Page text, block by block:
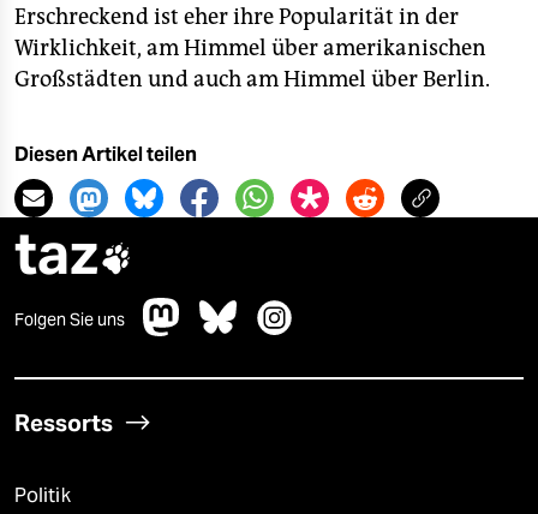
Erschreckend ist eher ihre Popularität in der
Wirklichkeit, am Himmel über amerikanischen
Großstädten und auch am Himmel über Berlin.
Diesen Artikel teilen
taz
Folgen Sie uns
Ressorts
Politik